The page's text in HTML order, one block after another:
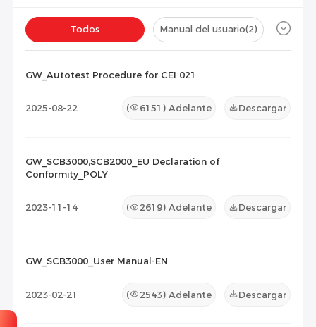
Todos Manual del usuario(2)
GW_Autotest Procedure for CEI 021
2025-08-22 ( 6151 ) Adelante Descargar
GW_SCB3000,SCB2000_EU Declaration of
Conformity_POLY
2023-11-14 ( 2619) Adelante Descargar
GW_SCB3000_User Manual-EN
2023-02-21 ( 2543) Adelante Descargar